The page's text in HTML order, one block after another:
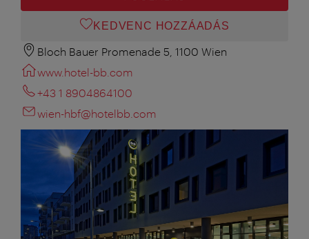
KEDVENC HOZZÁADÁS
Bloch Bauer Promenade 5, 1100 Wien
www.hotel-bb.com
+43 1 8904864100
wien-hbf@hotelbb.com